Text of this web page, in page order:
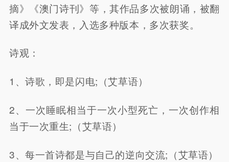
摘》《澳门诗刊》等，其作品多次被朗诵，被翻
译成外文发表，入选多种版本，多次获奖。
诗观：
1、诗歌，即是闪电;（艾草语）
2、一次睡眠相当于一次小型死亡，一次创作相
当于一次重生;（艾草语）
3、每一首诗都是与自己的逆向交流;（艾草语）